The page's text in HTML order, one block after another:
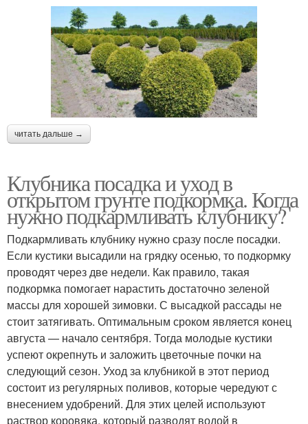
читать дальше →
Клубника посадка и уход в
открытом грунте подкормка. Когда
нужно подкармливать клубнику?
Подкармливать клубнику нужно сразу после посадки.
Если кустики высадили на грядку осенью, то подкормку
проводят через две недели. Как правило, такая
подкормка помогает нарастить достаточно зеленой
массы для хорошей зимовки. С высадкой рассады не
стоит затягивать. Оптимальным сроком является конец
августа — начало сентября. Тогда молодые кустики
успеют окрепнуть и заложить цветочные почки на
следующий сезон. Уход за клубникой в этот период
состоит из регулярных поливов, которые чередуют с
внесением удобрений. Для этих целей используют
раствор коровяка, который разводят водой в